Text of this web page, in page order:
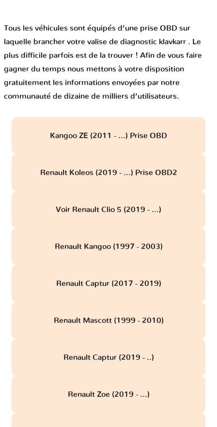
Tous les véhicules sont équipés d’une prise OBD sur
laquelle brancher votre valise de diagnostic klavkarr . Le
plus difficile parfois est de la trouver ! Afin de vous faire
gagner du temps nous mettons à votre disposition
gratuitement les informations envoyées par notre
communauté de dizaine de milliers d’utilisateurs.
Kangoo ZE (2011 - ...) Prise OBD
Renault Koleos (2019 - ...) Prise OBD2
Voir Renault Clio 5 (2019 - ...)
Renault Kangoo (1997 - 2003)
Renault Captur (2017 - 2019)
Renault Mascott (1999 - 2010)
Renault Captur (2019 - ..)
Renault Zoe (2019 - ...)